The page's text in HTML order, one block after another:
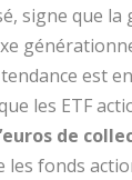
signe que la
est
les ETF
de
les fonds